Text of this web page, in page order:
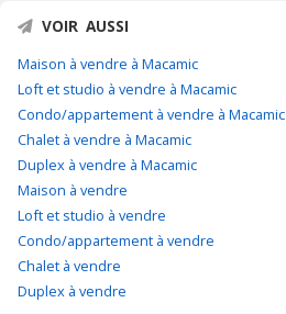
VOIR AUSSI
Maison à vendre à Macamic
Loft et studio à vendre à Macamic
Condo/appartement à vendre à Macamic
Chalet à vendre à Macamic
Duplex à vendre à Macamic
Maison à vendre
Loft et studio à vendre
Condo/appartement à vendre
Chalet à vendre
Duplex à vendre